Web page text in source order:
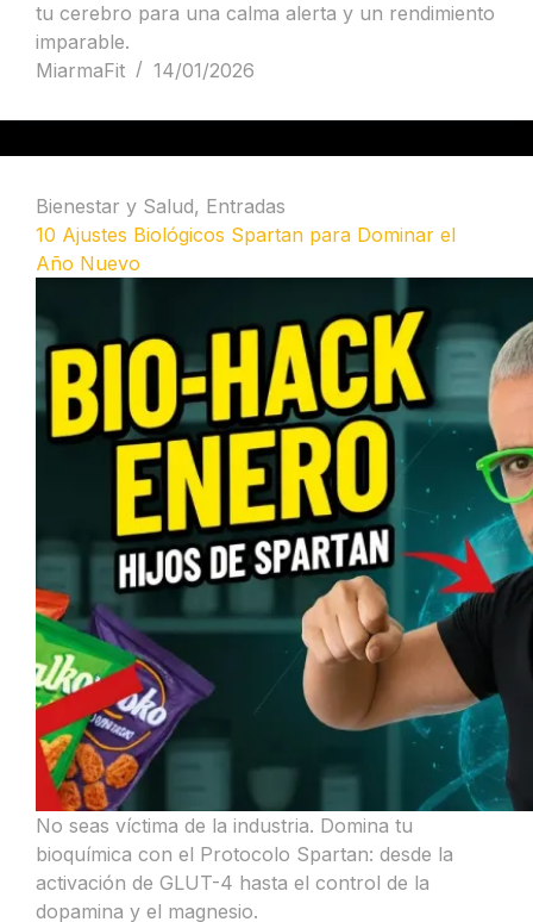
tu cerebro para una calma alerta y un rendimiento
imparable.
MiarmaFit
14/01/2026
Bienestar y Salud, Entradas
10 Ajustes Biológicos Spartan para Dominar el
Año Nuevo
No seas víctima de la industria. Domina tu
bioquímica con el Protocolo Spartan: desde la
activación de GLUT-4 hasta el control de la
dopamina y el magnesio.